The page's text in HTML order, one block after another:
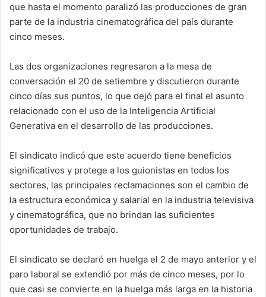
que hasta el momento paralizó las producciones de gran
parte de la industria cinematográfica del país durante
cinco meses.
Las dos organizaciones regresaron a la mesa de
conversación el 20 de setiembre y discutieron durante
cinco días sus puntos, lo que dejó para el final el asunto
relacionado con el uso de la Inteligencia Artificial
Generativa en el desarrollo de las producciones.
El sindicato indicó que este acuerdo tiene beneficios
significativos y protege a los guionistas en todos los
sectores, las principales reclamaciones son el cambio de
la estructura económica y salarial en la industria televisiva
y cinematográfica, que no brindan las suficientes
oportunidades de trabajo.
El sindicato se declaró en huelga el 2 de mayo anterior y el
paro laboral se extendió por más de cinco meses, por lo
que casi se convierte en la huelga más larga en la historia